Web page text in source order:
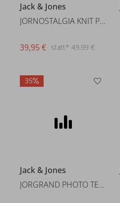
Jack & Jones
JORNOSTALGIA KNIT POLO
statt* 49,99 €
39,95 €
35
Jack & Jones
JORGRAND PHOTO TEE SS CN